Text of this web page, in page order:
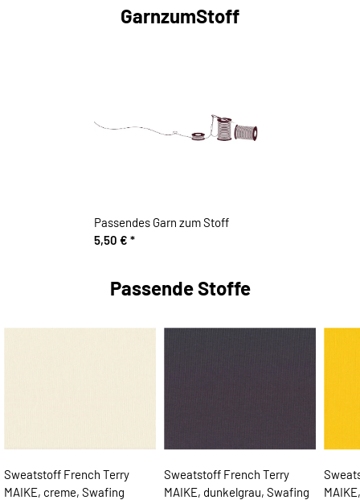
GarnzumStoff
Passendes Garn zum Stoff
5,50 € *
Passende Stoffe
Sweatstoff French Terry
MAIKE, creme, Swafing
Sweatstoff French Terry
MAIKE, dunkelgrau, Swafing